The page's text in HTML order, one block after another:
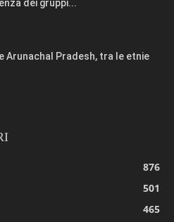
dei gruppi...
Arunachal Pradesh, tra le etnie
876
501
465